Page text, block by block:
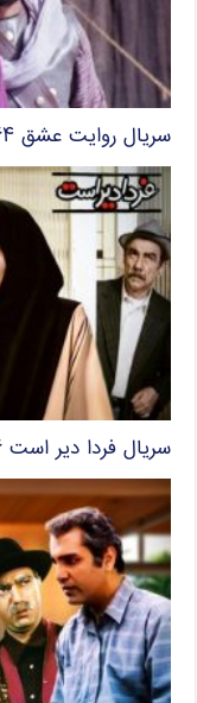
سریال روایت عشق ۱۳۶۴
سریال فردا دیر است ۱۳۷۶